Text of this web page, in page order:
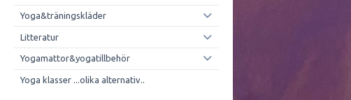
Yoga&träningskläder
Litteratur
Yogamattor&yogatillbehör
Yoga klasser ...olika alternativ..